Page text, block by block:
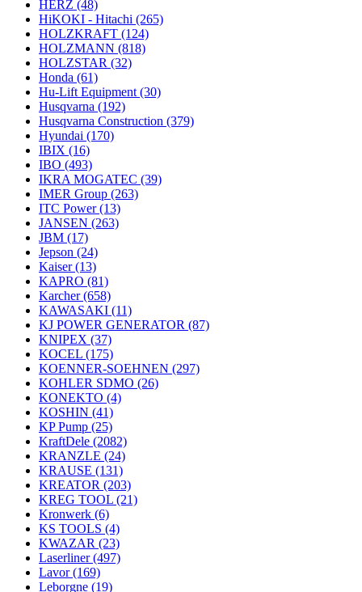
HERZ (48)
HiKOKI - Hitachi (265)
HOLZKRAFT (124)
HOLZMANN (818)
HOLZSTAR (32)
Honda (61)
Hu-Lift Equipment (30)
Husqvarna (192)
Husqvarna Construction (379)
Hyundai (170)
IBIX (16)
IBO (493)
IKRA MOGATEC (39)
IMER Group (263)
ITC Power(13)
JANSEN (263)
JBM (17)
Jepson (24)
Kaiser(13)
KAPRO (81)
Karcher(658)
KAWASAKI (11)
KJ POWER GENERATOR (87)
KNIPEX (37)
KOCEL (175)
KOENNER-SOEHNEN (297)
KOHLER SDMO (26)
KONEKTO (4)
KOSHIN (41)
KP Pump (25)
KraftDele (2082)
KRANZLE (24)
KRAUSE (131)
KREATOR (203)
KREG TOOL (21)
Kronwerk (6)
KS TOOLS (4)
KWAZAR (23)
Laserliner(497)
Lavor(169)
Leborgne (19)